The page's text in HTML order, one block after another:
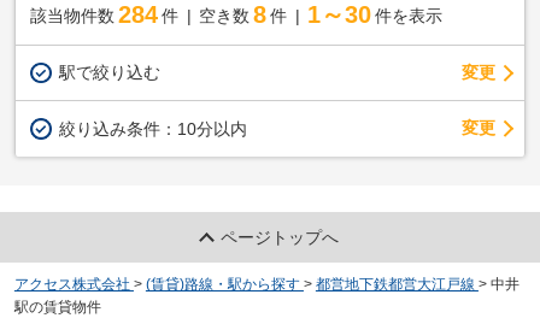
該当物件数 284件 空き数 8 件 1～30 件を表示
駅で絞り込む 変更
絞り込み条件： 10分以内 変更
ページトップへ
アクセス株式会社 > (賃貸)路線・駅から探す > 都営地下鉄都営大江戸線 > 中井
駅の賃貸物件